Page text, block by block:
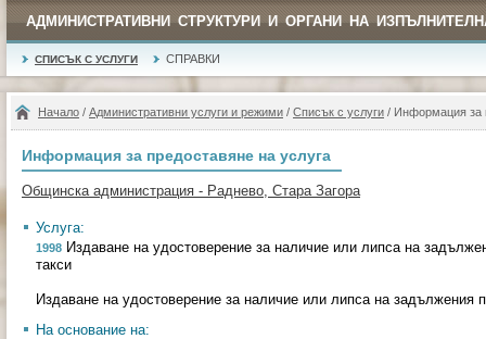
АДМИНИСТРАТИВНИ СТРУКТУРИ И ОРГАНИ НА
СПИСЪК С УСЛУГИ СПРАВКИ
Начало / Административни услуги и режими / Списък с услуги / Информация за
Информация за предоставяне на услуга
Общинска администрация - Раднево, Стара Загора
Услуга:
1998 Издаване на удостоверение за наличие или липса на
такси
Издаване на удостоверение за наличие или липса на задължения
На основание на: